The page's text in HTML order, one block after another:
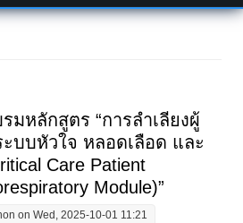
มหลักสูตร “การลำเลียงผู้
บบหัวใจ หลอดเลือด และ
Care Patient
Module)”
on Wed, 2025-10-01 11:21